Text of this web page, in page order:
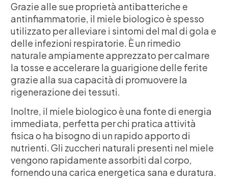
Grazie alle sue proprietà antibatteriche e
antinfiammatorie, il miele biologico è spesso
utilizzato per alleviare i sintomi del mal di gola e
delle infezioni respiratorie. È un rimedio
naturale ampiamente apprezzato per calmare
la tosse e accelerare la guarigione delle ferite
grazie alla sua capacità di promuovere la
rigenerazione dei tessuti.
Inoltre, il miele biologico è una fonte di energia
immediata, perfetta per chi pratica attività
fisica o ha bisogno di un rapido apporto di
nutrienti. Gli zuccheri naturali presenti nel miele
vengono rapidamente assorbiti dal corpo,
fornendo una carica energetica sana e duratura.